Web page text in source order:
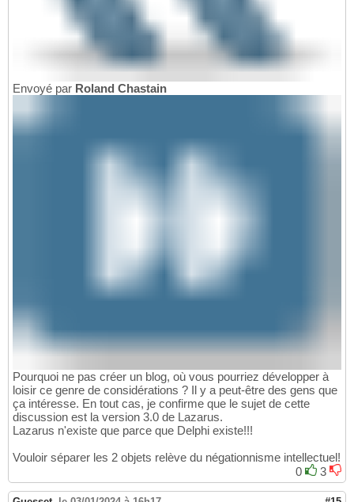
Envoyé par Roland Chastain
Pourquoi ne pas créer un blog, où vous pourriez développer à
loisir ce genre de considérations ? Il y a peut-être des gens que
ça intéresse. En tout cas, je confirme que le sujet de cette
discussion est la version 3.0 de Lazarus.
Lazarus n'existe que parce que Delphi existe!!!
Vouloir séparer les 2 objets relève du négationnisme intellectuel!
0
3